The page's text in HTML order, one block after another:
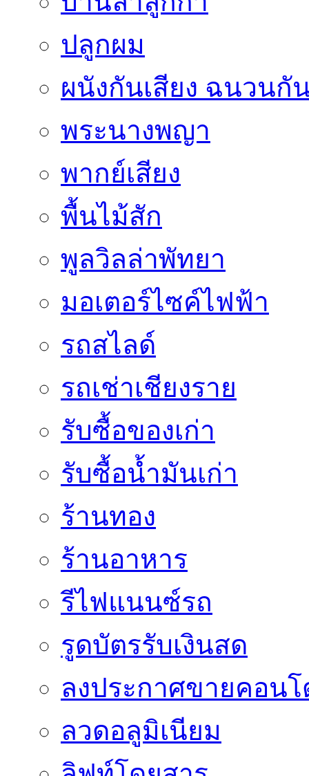
ปลูกผม
ผนังกันเสียง ฉนวนกั
พระนางพญา
พากย์เสียง
พื้นไม้สัก
พูลวิลล่าพัทยา
มอเตอร์ไซค์ไฟฟ้า
รถสไลด์
รถเช่าเชียงราย
รับซื้อของเก่า
รับซื้อน้ำมันเก่า
ร้านทอง
ร้านอาหาร
รีไฟแนนซ์รถ
รูดบัตรรับเงินสด
ลงประกาศขายคอน
ลวดอลูมิเนียม